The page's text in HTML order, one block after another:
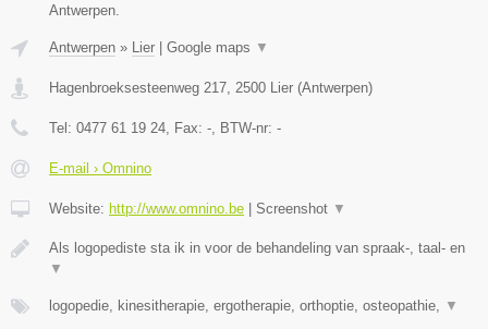
Antwerpen.
Antwerpen » Lier Google maps ▼
Hagenbroeksesteenweg 217, 2500 Lier (Antwerpen)
Tel: 0477 61 19 24, Fax: -, BTW-nr: -
E-mail › Omnino
Website: http://www.omnino.be Screenshot ▼
Als logopediste sta ik in voor de behandeling van spraak-, taal- en
▼
logopedie, kinesitherapie, ergotherapie, orthoptie, osteopathie, ▼